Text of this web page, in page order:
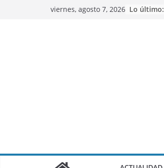
viernes, agosto 7, 2026 Lo último: